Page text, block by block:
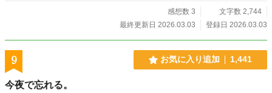
感想数 3
文字数 2,744
最終更新日 2026.03.03
登録日 2026.03.03
9 お気に入り追加 1,441
今夜で忘れる。